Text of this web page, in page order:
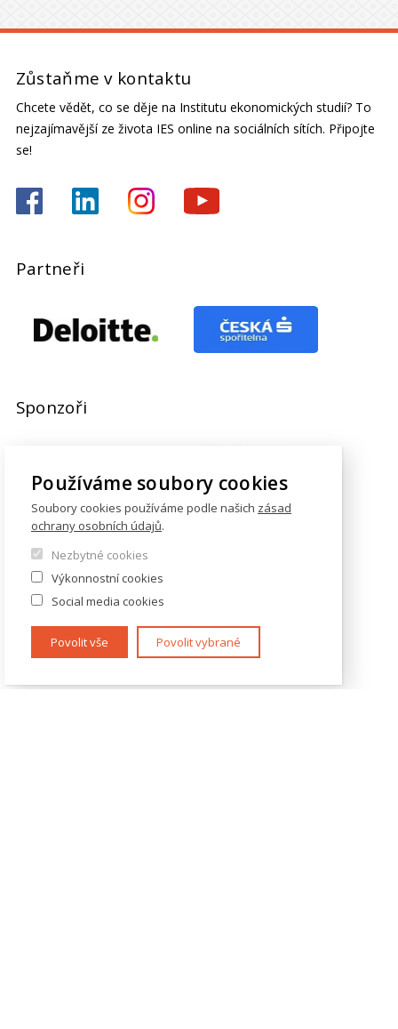
Zůstaňme v kontaktu
Chcete vědět, co se děje na Institutu ekonomických studií? To
nejzajímavější ze života IES online na sociálních sítích. Připojte
se!
Partneři
Sponzoři
Používáme soubory cookies
Soubory cookies používáme podle našich zásad
ochrany osobních údajů.
Nezbytné cookies
Výkonnostní cookies
Social media cookies
Povolit vše Povolit vybrané